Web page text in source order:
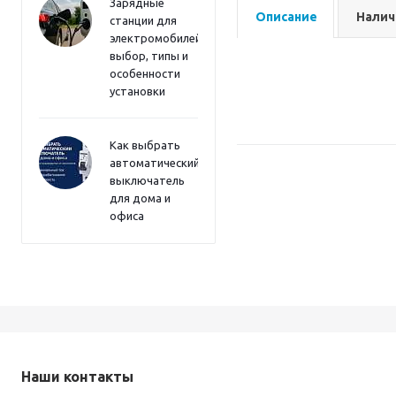
Зарядные
станции для
электромобилей:
выбор, типы и
особенности
установки
Как выбрать
автоматический
выключатель
для дома и
офиса
Описание
Наши контакты